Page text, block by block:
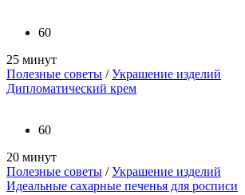
60
25 минут
Полезные советы /Украшение изделий
Дипломатический крем
60
20 минут
Полезные советы /Украшение изделий
Идеальные сахарные печенья для росписи